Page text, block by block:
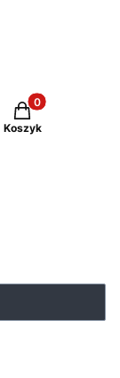
Produkty w
Koszyk